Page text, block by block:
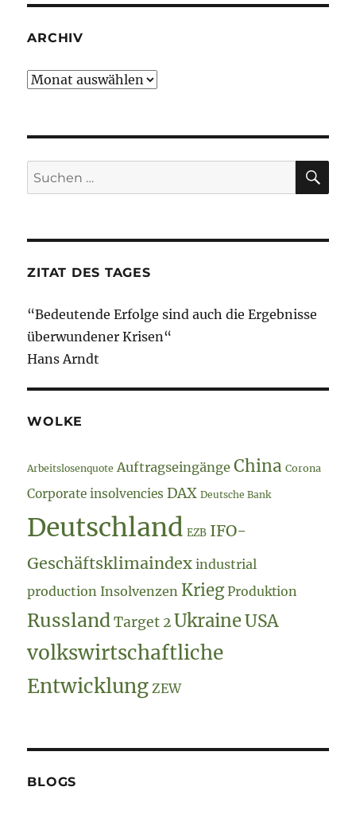
ARCHIV
Archiv
Suche
nach:
ZITAT DES TAGES
“Bedeutende Erfolge sind auch die Ergebnisse
überwundener Krisen“
Hans Arndt
WOLKE
Arbeitslosenquote Auftragseingänge China Corona
Corporate insolvencies DAX Deutsche Bank
Deutschland EZB IFO-
Geschäftsklimaindex industrial
production Insolvenzen Krieg Produktion
Russland Target 2 Ukraine USA
volkswirtschaftliche
Entwicklung ZEW
BLOGS